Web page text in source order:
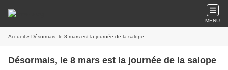
MENU
Accueil » Désormais, le 8 mars est la journée de la salope
Désormais, le 8 mars est la journée de la salope